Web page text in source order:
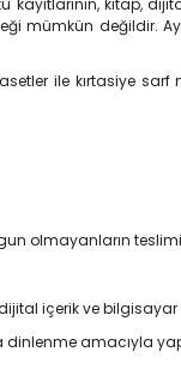
mümkün değildir.
ile kırtasiye
olmayanların
içerik ve bilgisayar
amacıyla